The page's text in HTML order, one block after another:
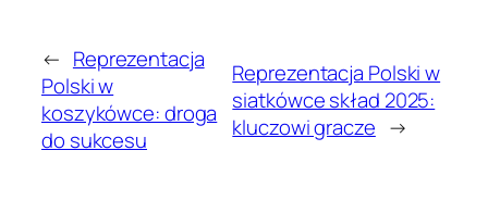
← Reprezentacja
Polski w
koszykówce: droga
do sukcesu
Reprezentacja Polski w
siatkówce skład 2025:
kluczowi gracze →